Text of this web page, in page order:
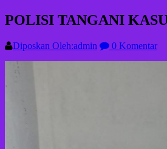
POLISI TANGANI
Diposkan Oleh:admin 0 Komentar